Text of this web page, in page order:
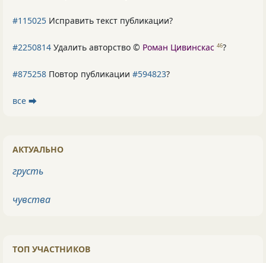
#115025 Исправить текст публикации?
#2250814 Удалить авторство © Роман Цивинскас 46?
#875258 Повтор публикации #594823?
все ⮕
АКТУАЛЬНО
грусть
чувства
ТОП УЧАСТНИКОВ